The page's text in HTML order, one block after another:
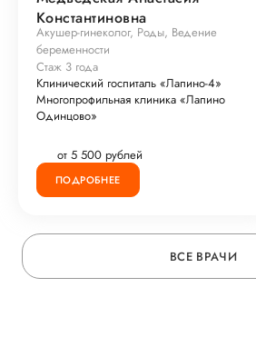
Константиновна
Акушер-гинеколог, Роды, Ведение
беременности
Стаж 3 года
Клинический госпиталь «Лапино-4»
Многопрофильная клиника «Лапино
Одинцово»
от 5 500 рублей
ПОДРОБНЕЕ
ВСЕ ВРАЧИ